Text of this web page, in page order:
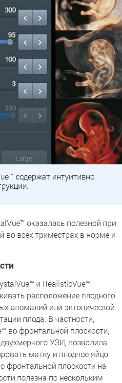
содержат интуитивно
оказалась полезной при
во всех триместрах в норме и
и RealisticVue™
расположение плодного
аномалий или эктопической
плода. В частности,
во фронтальной плоскости,
УЗИ, позволила
матку и плодное яйцо
фронтальной плоскости на
полезна по нескольким